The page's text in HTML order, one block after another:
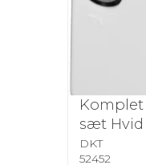
Komplet
sæt Hvid
DKT
52452